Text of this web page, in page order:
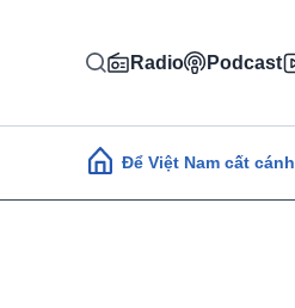
Radio Podcast
Main navigation
Để Việt Nam cất cánh